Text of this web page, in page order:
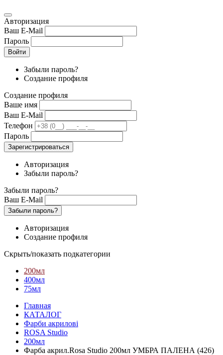
Авторизация
Ваш E-Mail
Пароль
Войти
Забыли пароль?
Создание профиля
Создание профиля
Ваше имя
Ваш E-Mail
Телефон
Пароль
Зарегистрироваться
Авторизация
Забыли пароль?
Забыли пароль?
Ваш E-Mail
Забыли пароль?
Авторизация
Создание профиля
Скрыть/показать подкатегории
200мл
400мл
75мл
Главная
КАТАЛОГ
Фарби акрилові
ROSA Studio
200мл
Фарба акрил.Rosa Studio 200мл УМБРА ПАЛЕНА (426)